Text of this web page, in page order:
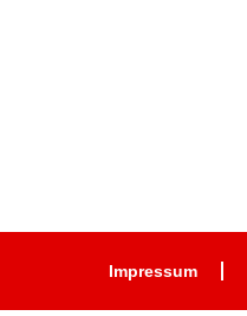
Impressum